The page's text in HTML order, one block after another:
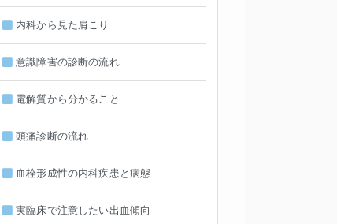
内科から見た肩こり
意識障害の診断の流れ
電解質から分かること
頭痛診断の流れ
血栓形成性の内科疾患と病態
実臨床で注意したい出血傾向